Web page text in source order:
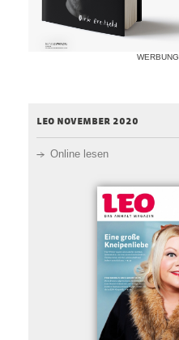
WERBUNG
leo november 2020
Online lesen